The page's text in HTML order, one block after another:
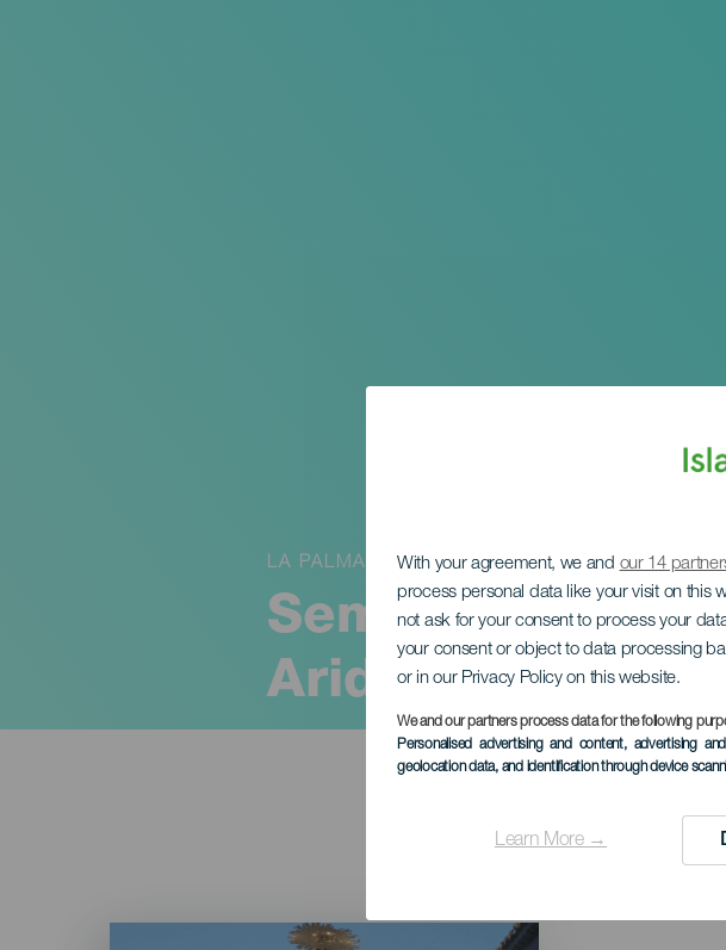
With your agreement, we and our 14
process personal data like your visit on this
not ask for your consent to process your
your consent or object to data processing
or in our Privacy Policy on this website.
We and our partners process data for the following
Personalised advertising and content, advertising
geolocation data, and identification through device
Learn More →
Semana Santa
Aridane
LA PALMA